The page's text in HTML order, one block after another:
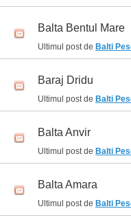
Balta Bentul Mare
Ultimul post de Balti
Baraj Dridu
Ultimul post de Balti
Balta Anvir
Ultimul post de Balti
Balta Amara
Ultimul post de Balti